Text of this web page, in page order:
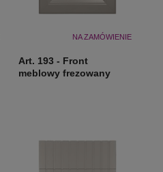
NA ZAMÓWIENIE
Art. 193 - Front
meblowy frezowany